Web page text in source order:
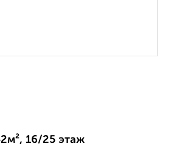
16/25 этаж